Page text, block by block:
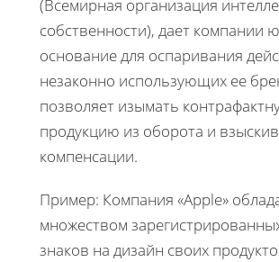
(Всемирная организация
собственности), дает компании
основание для оспаривания
незаконно использующих ее
позволяет изымать
продукцию из оборота и
компенсации.
Пример: Компания «Apple»
множеством
знаков на дизайн своих